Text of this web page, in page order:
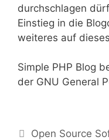
durchschlagen
Einstieg in die
weiteres auf
Simple PHP Blog
der GNU General
Kategorien
Open Source